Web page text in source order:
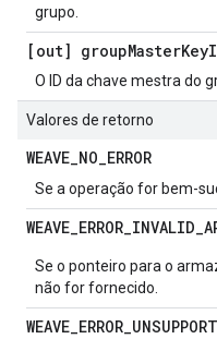
grupo.
[out] groupMasterKey
O ID da chave mestra do
Valores de retorno
WEAVE_NO_ERROR
Se a operação for bem-
WEAVE_ERROR_INVALID_
Se o ponteiro para o
não for fornecido.
WEAVE_ERROR_